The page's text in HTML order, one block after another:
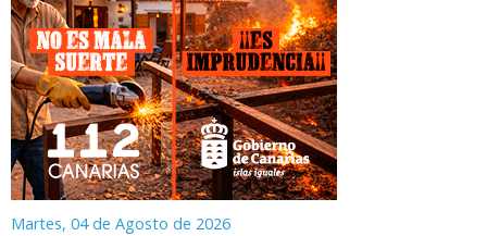
Martes, 04 de Agosto de 2026